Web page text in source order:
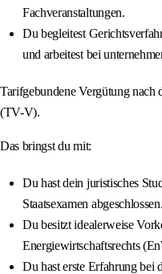
Fachveranstaltungen.
Du begleitest
und arbeitest bei
Tarifgebundene Vergütung nach
(TV-V).
Das bringst du mit:
Du hast dein juristisches
Staatsexamen abgeschlossen.
Du besitzt idealerweise
Energiewirtschaftsrechts
Du hast erste Erfahrung bei